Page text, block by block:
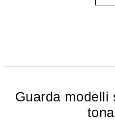
Guarda modelli